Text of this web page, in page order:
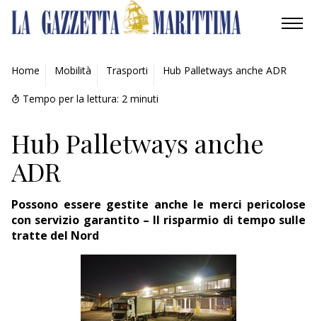
AMBIENTE
MOBILITÀ
INDUSTRIA
RICERCA
ECONOMIA
TURISMO
Home Mobilità Trasporti Hub Palletways anche ADR
Tempo per la lettura: 2 minuti
Hub Palletways anche
ADR
Possono essere gestite anche le merci pericolose
con servizio garantito – Il risparmio di tempo sulle
tratte del Nord